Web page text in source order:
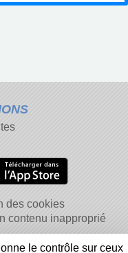
des cookies
contenu inapproprié
le contrôle sur ceux